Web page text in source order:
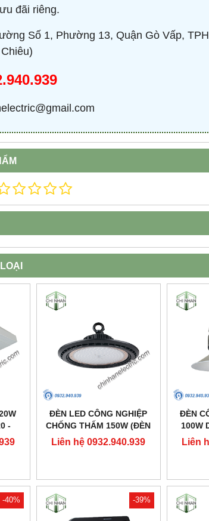
đãi riêng.
Số 1, Phường 13, Quận Gò Vấp,
-
ĐÈN LED CÔNG NGHIỆP
CHỐNG THẤM 150W (ĐÈN
HIGHBAY NHÀ XƯỞNG) -
DDB150 - DUHAL
Liên hệ 0932.940.939
ĐÈN
100W
Liên
-40% -39%